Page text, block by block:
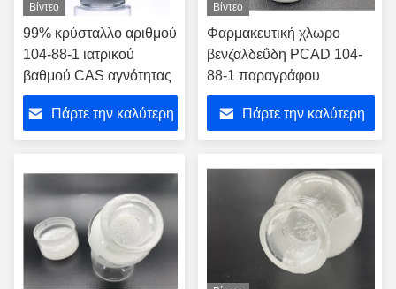
Βίντεο
99% κρύσταλλο αριθμού
104-88-1 ιατρικού
βαθμού CAS αγνότητας
Πάρτε την καλύτερη
Βίντεο
Φαρμακευτική χλωρο
βενζαλδεΰδη PCAD 104-
88-1 παραγράφου
Πάρτε την καλύτερη